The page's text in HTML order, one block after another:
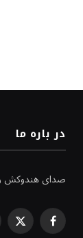
در باره ما
صدای هندوکش
Facebook
X